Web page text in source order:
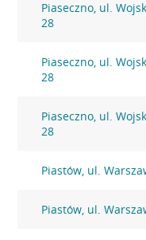
Piaseczno, ul.
28
Piaseczno, ul.
28
Piaseczno, ul.
28
Piastów, ul.
Piastów, ul.